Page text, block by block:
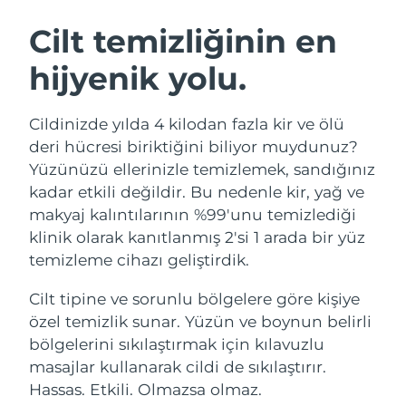
Cilt temizliğinin en
hijyenik yolu.
Cildinizde yılda 4 kilodan fazla kir ve ölü
deri hücresi biriktiğini biliyor muydunuz?
Yüzünüzü ellerinizle temizlemek, sandığınız
kadar etkili değildir. Bu nedenle kir, yağ ve
makyaj kalıntılarının %99'unu temizlediği
klinik olarak kanıtlanmış 2'si 1 arada bir yüz
temizleme cihazı geliştirdik.
Cilt tipine ve sorunlu bölgelere göre kişiye
özel temizlik sunar. Yüzün ve boynun belirli
bölgelerini sıkılaştırmak için kılavuzlu
masajlar kullanarak cildi de sıkılaştırır.
Hassas. Etkili. Olmazsa olmaz.
LUNA™ 4 seti
Anti-aging massage
LUNA™ 4 Plus
Massage, LED heating
LUNA™ 4 Men
For men, anti-aging massage
BEAR™ 2 seti
Microcurrent toning
BEAR™ 2 go
Microcurrent toning on-the-go
BEAR™ 2 eyes & lips
Microcurrent line smoothing device
Nemlendirme
UFO™ 3 seti
Deep facial hydration
UFO™ 3 LED
Near-infrared and red light therapy
device
Ağız bakımı
issa™ 4
Hybrid silicone sonic toothbrush
issa™ 4 plus
Smart hybrid silicone sonic toothbrush
FAQ™ YAŞLANMA KARŞITI BAKIM
Yaşlanma karşıtı LED bakım
NEW
Avusturya Tahmini teslim tarihi
Bahreyn Tahmini teslim tarihi
Belçika Tahmini teslim tarihi9/8/26
Bermuda Tahmini teslim tarihi15/8/26
Bosna-Hersek Tahmini teslim tarihi12/8/26
Brunei Tahmini teslim tarihi
Bulgaristan Tahmini teslim tarihi9/8/26
Kanada Tahmini teslim tarihi
Şili Tahmini teslim tarihi